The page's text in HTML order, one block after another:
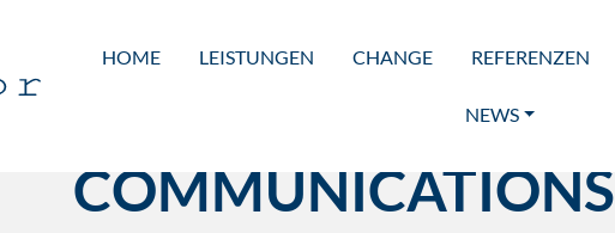
HOME LEISTUNGEN CHANGE REFERENZEN
NEWS
COMMUNICATIONS